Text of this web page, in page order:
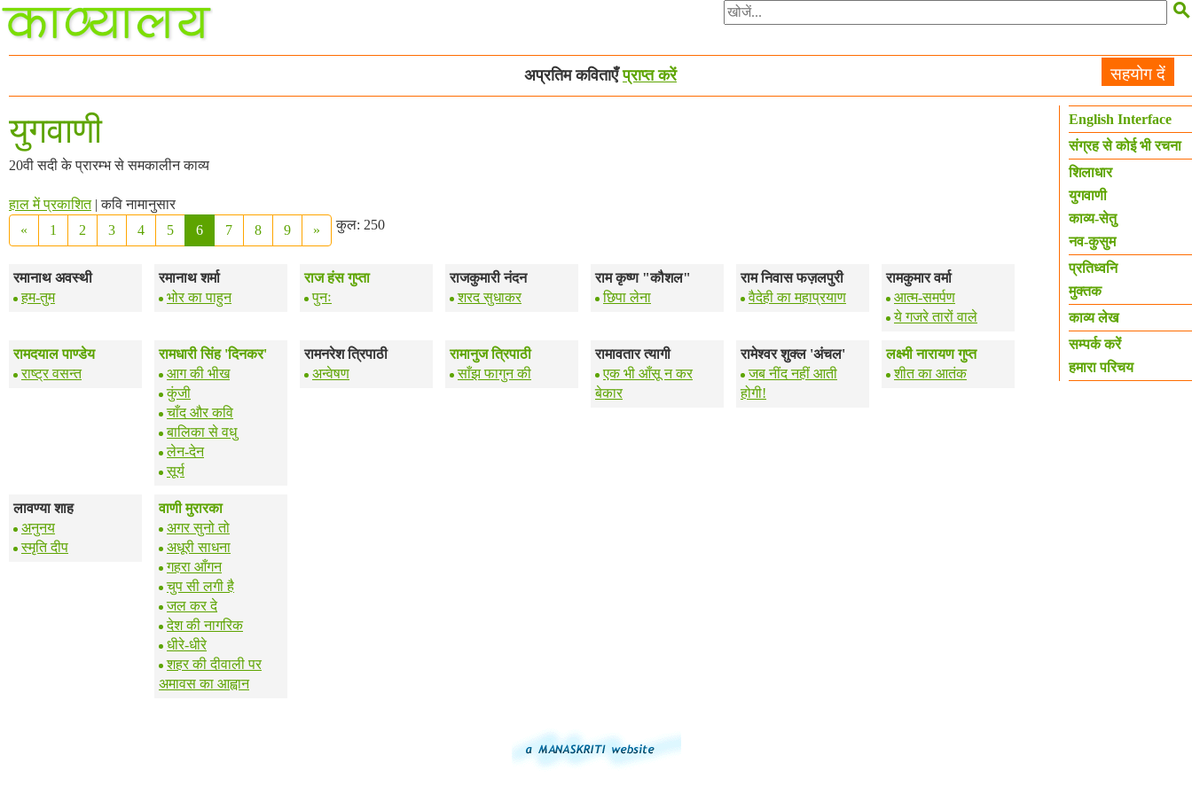

सहयोग दें
अप्रतिम कविताएँप्राप्त करें
English Interface
संग्रह से कोई भी रचना
शिलाधार
युगवाणी
काव्य-सेतु
नव-कुसुम
प्रतिध्वनि
मुक्तक
काव्य लेख
सम्पर्क करें
हमारा परिचय
युगवाणी
20वी सदी के प्रारम्भ से समकालीन काव्य
हाल में प्रकाशित| कवि नामानुसार
«
1 2 3 4 5 6 7 8 9 » कुल: 250
रमानाथ अवस्थी
हम-तुम
रमानाथ शर्मा
भोर का पाहुन
राज हंस गुप्ता
पुनः
राजकुमारी नंदन
शरद सुधाकर
राम कृष्ण "कौशल"
छिपा लेना
राम निवास फज़लपुरी
वैदेही का महाप्रयाण
रामकुमार वर्मा
आत्म-समर्पण
ये गजरे तारों वाले
रामदयाल पाण्डेय
राष्ट्र वसन्त
रामधारी सिंह 'दिनकर'
आग की भीख
कुंजी
चाँद और कवि
बालिका से वधु
लेन-देन
सूर्य
रामनरेश त्रिपाठी
अन्वेषण
रामानुज त्रिपाठी
साँझ फागुन की
रामावतार त्यागी
एक भी आँसू न कर
बेकार
रामेश्वर शुक्ल 'अंचल'
जब नींद नहीं आती
होगी!
लक्ष्मी नारायण गुप्त
शीत का आतंक
लावण्या शाह
अनुनय
स्मृति दीप
वाणी मुरारका
अगर सुनो तो
अधूरी साधना
गहरा आँगन
चुप सी लगी है
जल कर दे
देश की नागरिक
धीरे-धीरे
शहर की दीवाली पर
अमावस का आह्वान